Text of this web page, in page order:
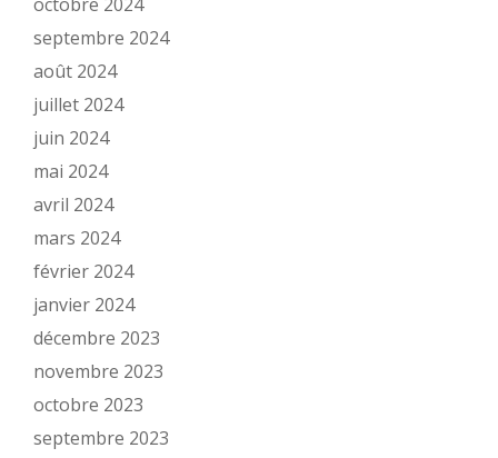
septembre 2024
août 2024
juillet 2024
juin 2024
mai 2024
avril 2024
mars 2024
février 2024
janvier 2024
décembre 2023
novembre 2023
octobre 2023
septembre 2023